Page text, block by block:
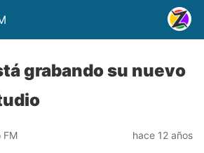
grabando su nuevo
FM hace 12 años